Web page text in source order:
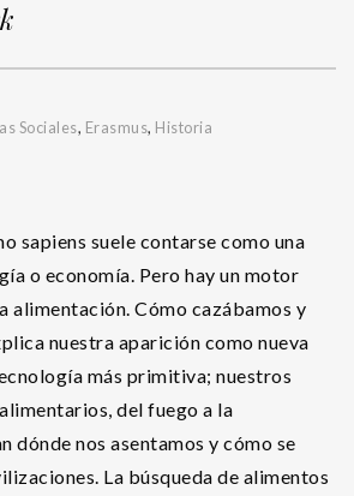
Sociales, Erasmus, Historia
sapiens suele contarse como una
o economía. Pero hay un motor
alimentación. Cómo cazábamos y
nuestra aparición como nueva
más primitiva; nuestros
del fuego a la
dónde nos asentamos y cómo se
La búsqueda de alimentos